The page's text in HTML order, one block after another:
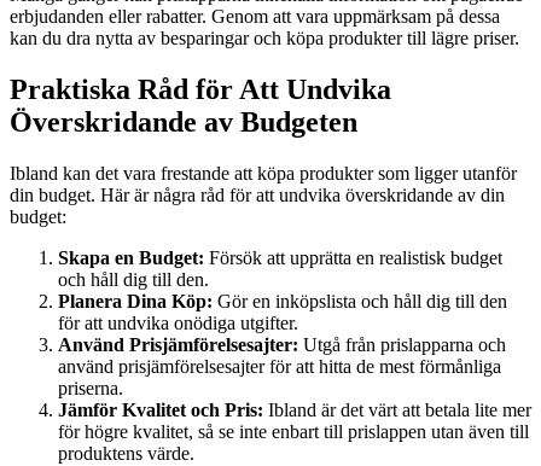
erbjudanden eller rabatter. Genom att vara uppmärksam på dessa
kan du dra nytta av besparingar och köpa produkter till lägre priser.
Praktiska Råd för Att Undvika
Överskridande av Budgeten
Ibland kan det vara frestande att köpa produkter som ligger utanför
din budget. Här är några råd för att undvika överskridande av din
budget:
Skapa en Budget: Försök att upprätta en realistisk budget
och håll dig till den.
Planera Dina Köp: Gör en inköpslista och håll dig till den
för att undvika onödiga utgifter.
Använd Prisjämförelsesajter: Utgå från prislapparna och
använd prisjämförelsesajter för att hitta de mest förmånliga
priserna.
Jämför Kvalitet och Pris: Ibland är det värt att betala lite mer
för högre kvalitet, så se inte enbart till prislappen utan även till
produktens värde.